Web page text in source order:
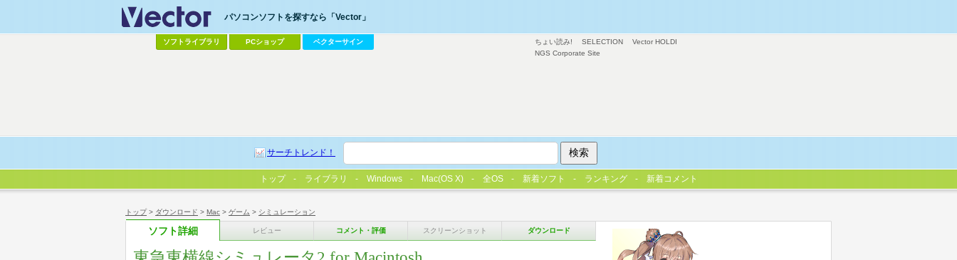
トップ> ダウンロード > Mac > ゲーム > シミュレーション
ソフト詳細 レビュー コメント・評価 スクリーンショット ダウンロード
ちょい読み! SELECTION
Vector HOLDI
NGS Corporate Site
パソコンソフトを探すなら「Vector」
ソフトライブラリ PCショップ ベクターサイン
サーチトレンド！
トップ ライブラリ Windows Mac(OS X) 全OS 新着ソフト ランキング 新着コメント